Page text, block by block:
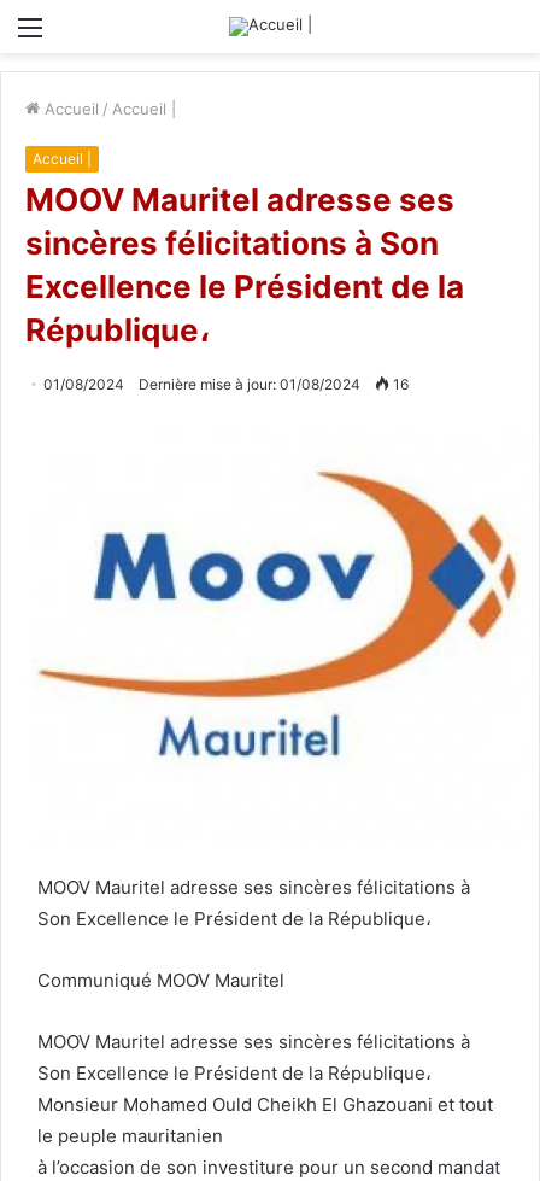
Menu
Accueil / Accueil |
Accueil |
MOOV Mauritel adresse ses
sincères félicitations à Son
Excellence le Président de la
République،
01/08/2024 Dernière mise à jour: 01/08/2024 16
MOOV Mauritel adresse ses sincères félicitations à
Son Excellence le Président de la République،
Communiqué MOOV Mauritel
MOOV Mauritel adresse ses sincères félicitations à
Son Excellence le Président de la République،
Monsieur Mohamed Ould Cheikh El Ghazouani et tout
le peuple mauritanien
à l’occasion de son investiture pour un second mandat